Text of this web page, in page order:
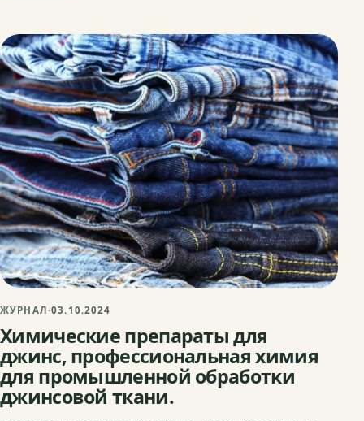
ЖУРНАЛ·03.10.2024
Химические препараты для
джинс, профессиональная химия
для промышленной обработки
джинсовой ткани.